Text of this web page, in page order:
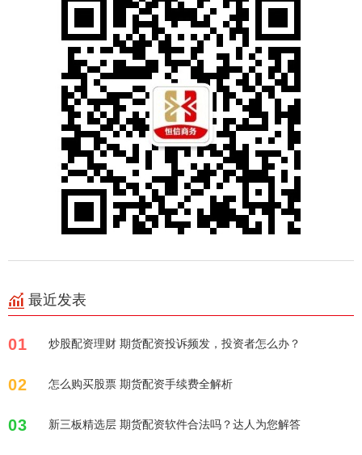
最近发表
01 炒股配资理财 期货配资投诉频发，投资者怎么办？
02 怎么购买股票 期货配资手续费全解析
03 新三板精选层 期货配资软件合法吗？达人为您解答